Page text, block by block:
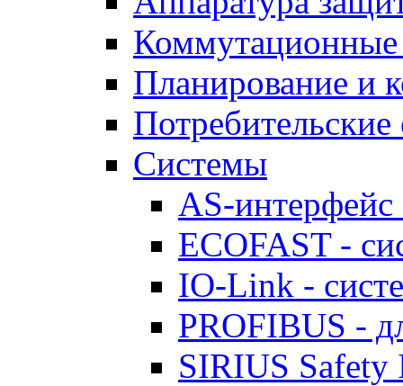
Коммутационные
Планирование и
Потребительские
Системы
AS-
ECOFAST -
IO-Link -
PROFIBUS -
SIRIUS Safety